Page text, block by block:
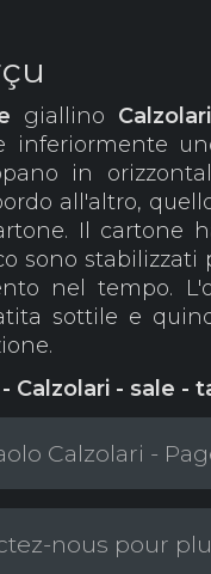
giallino Calzolari
inferiormente
in
all'altro,
Il cartone
sono
nel tempo.
sottile e
Calzolari - sale -
Calzolari -
nous pour